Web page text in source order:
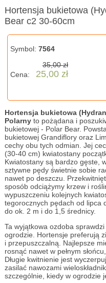
Hortensja bukietowa
Bear c2 30-60cm
Symbol: 7564
35,00 zł
Cena:
25,00 zł
Hortensja bukietowa
Polarnyto pożądana i
bukietowej - Polar Bear.
bukietowej Grandiflory oraz
cechy obu tych odmian. Jej
(30-40 cm) kwiatostany
Kwiatostany są bardzo gęste,
sztywne pędy świetnie sobie
nawet po deszczu.
sposób odciążymy krzew i
wypuszczeniu kolejnych
tegorocznych pędach od lipca
do ok. 2 m i do 1,5 średnicy.
Ta wyjątkowa ozdoba
ogrodzie. Hortensje preferują
i przepuszczalną. Najlepsze
rosnąć nawet w pełnym
Długie kwitnienie jest
zasilać nawozami
szczególnie, kiedy w ogrodzie